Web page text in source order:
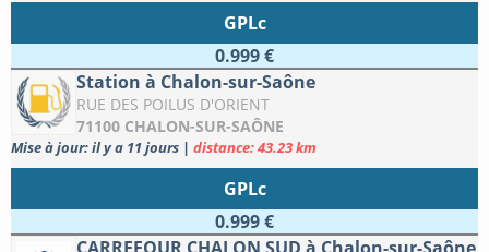
GPLc
0.999 €
Station à Chalon-sur-Saône
RUE DES POILUS D'ORIENT
71100 CHALON-SUR-SAÔNE
Mise à jour: il y a 11 jours | distance: 43.23 km
GPLc
0.999 €